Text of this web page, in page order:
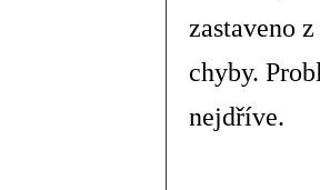
zastaveno
chyby.
nejdříve.